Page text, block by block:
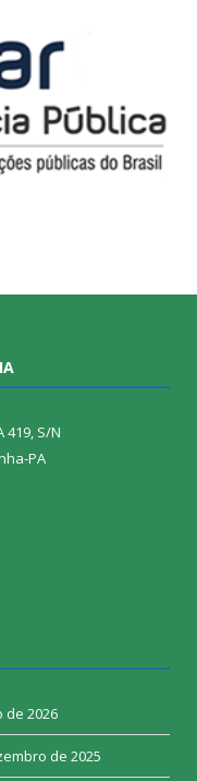
419, S/N
PA
de 2026
de 2025